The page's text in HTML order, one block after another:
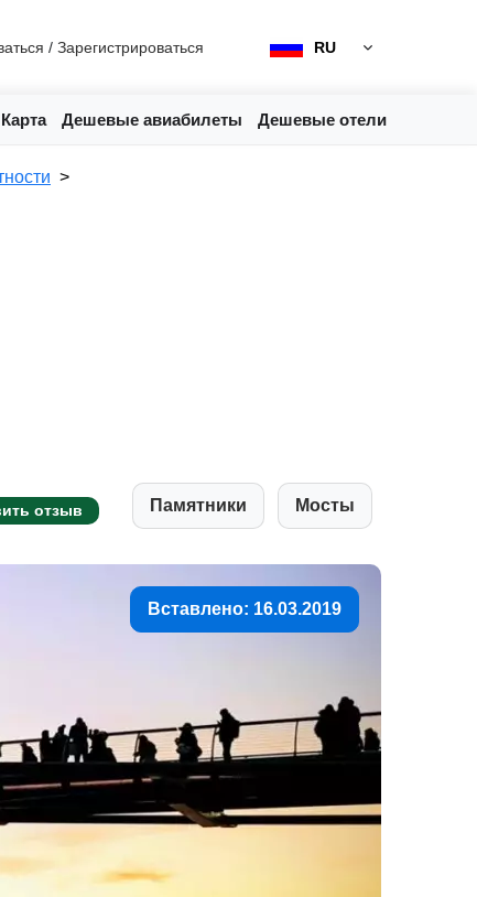
/ Зарегистрироваться RU
Карта Дешевые авиабилеты Дешевые отели
отзыв Памятники Мосты
Вставлено: 16.03.2019